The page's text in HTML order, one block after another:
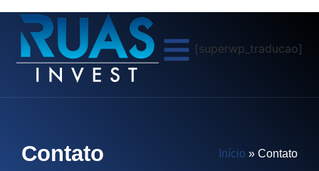
[superwp_traducao]
Contato Início » Contato